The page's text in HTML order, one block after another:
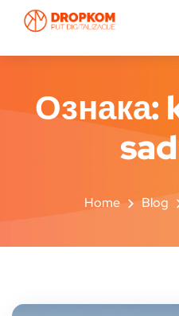
Ознака:
Home Blog